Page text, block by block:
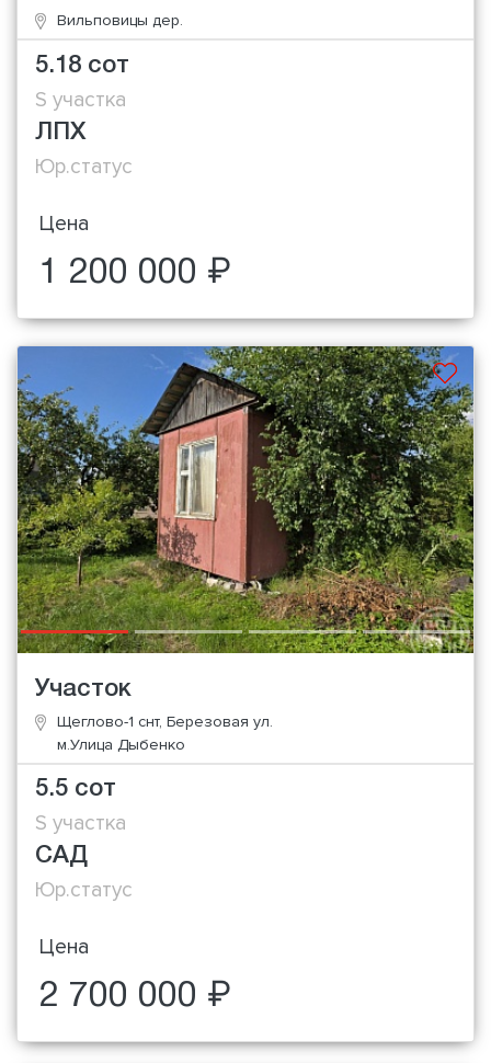
Вильповицы дер.
5.18 сот
S участка
ЛПХ
Юр.статус
Цена
1 200 000 ₽
Участок
Щеглово-1 снт, Березовая ул.
м.Улица Дыбенко
5.5 сот
S участка
САД
Юр.статус
Цена
2 700 000 ₽